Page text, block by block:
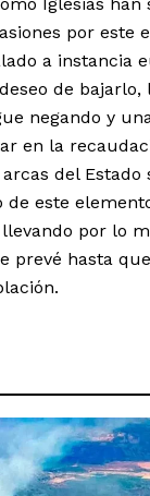
por este
a instancia
de bajarlo,
negando y
en la
del Estado
de este
por lo
prevé hasta